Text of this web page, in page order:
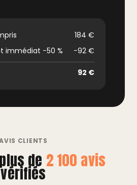
184 €
immédiat −50 %
−92 €
92 €
CLIENTS
de 2 100 avis
vérifiés